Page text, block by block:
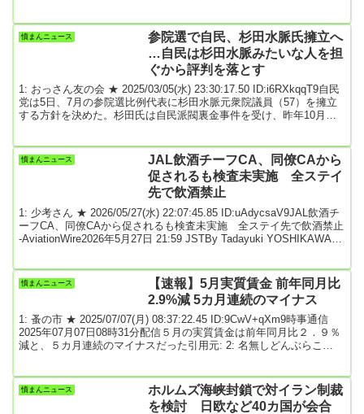
ル」付近で車が逆走し、避けるために止まった車など4台が絡む追突
事故が起きました。逆走した車は片側2車線の道路の中央付近を走っ
憤まんニュース
参院選で自民、杉田水脈氏擁立へ
…自民は杉田水脈みたいな人を担
ぐから評判を落とす
1: おっさん友の会 ★ 2025/03/05(水) 23:30:17.50 ID:i6RXkqqT9自民
党は5日、7月の参院選比例代表に杉田水脈元衆院議員（57）を擁立
する方針を決めた。杉田氏は自民派閥裏金事件を受け、昨年10月の
海道新聞 2025年3月5日 19:46(3月5日 20:14更新)引用元: 杉田水脈氏
以外に人材は無いのか。なんでこんな愚かな人を擁立するのか...
憤まんニュース
JAL飲酒チーフCA、同僚CAから
促されるも検査未実施 全ステイ
先で飲酒禁止
1: 少考さん ★ 2026/05/27(水) 22:07:45.85 ID:uAdycsaV9JAL飲酒チ
ーフCA、同僚CAから促されるも検査未実施 全ステイ先で飲酒禁止
-AviationWire2026年5月27日 21:59 JSTBy Tadayuki YOSHIKAWA日
責任を負う「安全統括管理者」の中川由起夫・取締役常務執行役員
らが陳謝した。乗...
憤まんニュース
【速報】5月実質賃金 前年同月比
2.9%減 5カ月連続のマイナス
1: 蚤の市 ★ 2025/07/07(月) 08:37:22.45 ID:9CwV+qXm9時事通信
2025年07月07日08時31分配信５月の実質賃金は前年同月比２．９％
減と、５カ月連続のマイナスだった引用元: 2: 名無しどんぶらこ
から賃金ゼロのため影響無し😚4: 名無しどんぶらこ 20...
憤まんニュース
ホルムズ海峡封鎖で対イラン制裁
を検討 日欧など40カ国が会合